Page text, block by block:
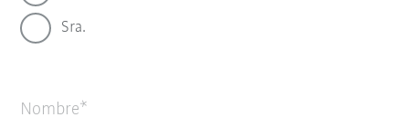
Sra.
Nombre